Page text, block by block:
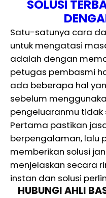
SOLUSI
Satu-satunya cara
untuk mengatasi
adalah dengan
petugas pembasmi
ada beberapa hal
sebelum
pengeluaranmu tidak
Pertama pastikan
berpengalaman, lalu
memberikan solusi
menjelaskan secara
instan dan solusi
HUBUNGI AHLI